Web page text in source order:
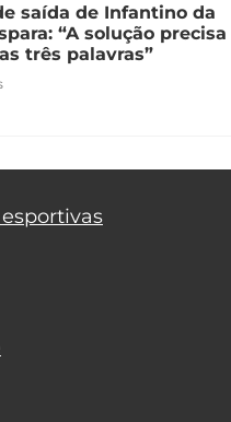
saída de Infantino da
“A solução precisa
três palavras”